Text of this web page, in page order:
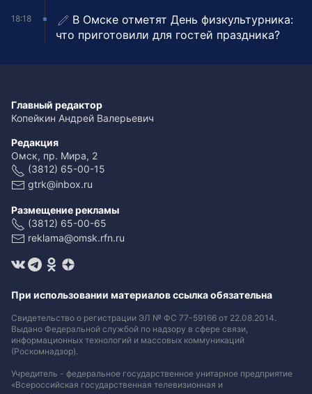
18:18
В Омске отметят День физкультурника:
что приготовили для гостей праздника?
Главный редактор
Копейкин Андрей Валерьевич
Редакция
Омск, пр. Мира, 2
(3812) 65-00-15
gtrk@inbox.ru
Размещение рекламы
(3812) 65-00-65
reklama@omsk.rfn.ru
При использовании материалов ссылка обязательна
Свидетельство о регистрации ЭЛ № ФС 77-59166 от 22.08.2014.
Выдано Федеральной службой по надзору в сфере связи,
информационных технологий и массовых коммуникаций
(Роскомнадзор).
Учредитель - федеральное государственное унитарное предприятие
«Всероссийская государственная телевизионная и